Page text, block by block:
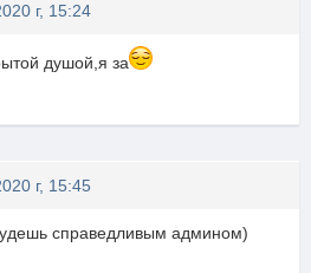
г, 15:24
душой,я за
г, 15:45
справедливым админом)